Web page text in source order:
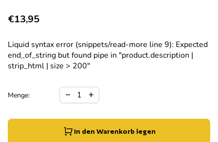
Regulärer Preis
€13,95
Liquid syntax error (snippets/read-more line 9): Expected
end_of_string but found pipe in "product.description |
strip_html | size > 200"
Menge:
Verringerung der Menge für
remove
Menge erhöhen für
add
In den Warenkorb legen